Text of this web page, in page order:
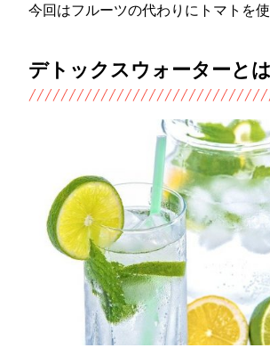
今回はフルーツの代わりにトマトを使
デトックスウォーターと